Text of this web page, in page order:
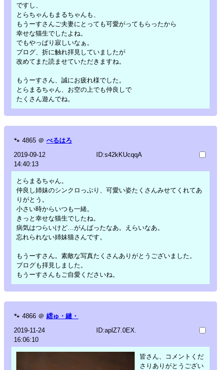
ですし、
とらちゃんもまるちゃんも、
もうーすさんご夫妻にとっても可愛がってもらったから
幸せな猫生でしたよね。
でもやっぱり寂しいなぁ。
ブログ、折に触れ拝見していましたが
改めてまた読ませていただきますね。
もうーすさん、誠にお疲れ様でした。
とらまるちゃん、お空の上でも仲良しで
たくさん遊んでね。
🐾 4865 ＠ べるはろ
2019-09-12
14:40:13
ID:s42kKUcqqA
とらまるちゃん。
仲良し姉妹のシンクロっぷり、可愛い姿たくさんみせてくれてあ
りがとう。
小さい時からいつも一緒。
きっと幸せな猫生でしたね。
病気はつらいけど…がんばったなあ。えらいなあ。
忘れられない姉妹猫さんです。
もうーすさん。素敵な写真たくさんありがとうございました。
ブログも拝見しました。
もうーすさんもご自愛くださいね。
🐾 4866 ＠ 繧ゅ・縺・
2019-11-24
16:06:10
ID:aplZ7.0EX.
皆さん、コメントくだ
さりありがとうござい